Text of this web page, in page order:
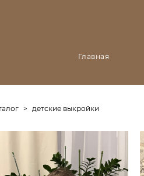
Главная
> детские выкройки